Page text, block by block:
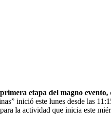
etapa del magno evento,
inició este lunes desde las
la actividad que inicia este